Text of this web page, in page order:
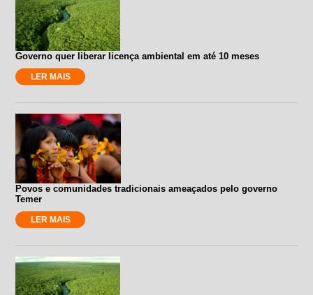
Governo quer liberar licença ambiental em até 10 meses
LER MAIS
Povos e comunidades tradicionais ameaçados pelo governo
Temer
LER MAIS